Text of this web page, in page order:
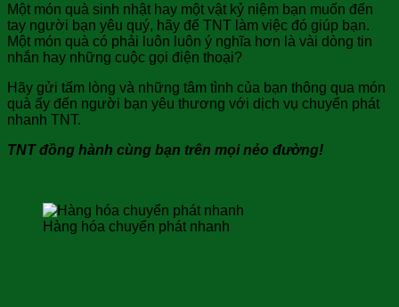
Một món quà sinh nhật hay một vật kỷ niệm bạn muốn đến
tay người bạn yêu quý, hãy để TNT làm việc đó giúp bạn.
Một món quà có phải luôn luôn ý nghĩa hơn là vài dòng tin
nhắn hay những cuộc gọi điện thoại?
Hãy gửi tấm lòng và những tâm tình của bạn thông qua món
quà ấy đến người bạn yêu thương với dịch vụ chuyển phát
nhanh TNT.
TNT đồng hành cùng bạn trên mọi nẻo đường!
Hàng hóa chuyển phát nhanh